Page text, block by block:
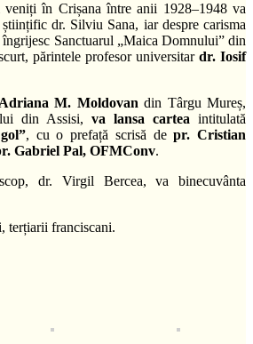
veniți în Crișana între anii 1928–1948 va
dr. Silviu Sana, iar despre carisma
Sanctuarul „Maica Domnului” din
părintele profesor universitar dr. Iosif
Adriana M. Moldovan din Târgu Mureș,
din Assisi, va lansa cartea intitulată
, cu o prefață scrisă depr. Cristian
Gabriel Pal, OFMConv.
dr. Virgil Bercea, va binecuvânta
terțiarii franciscani.